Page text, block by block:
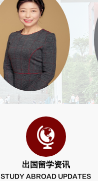
出国留学资讯
STUDY ABROAD UPDATES